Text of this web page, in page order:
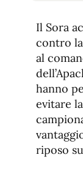
Il Sora
contro
al
hanno
evitare
riposo